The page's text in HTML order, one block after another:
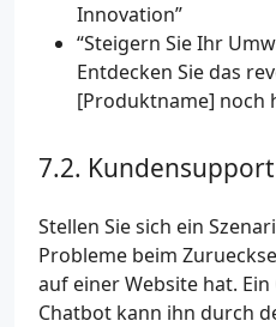
Innovation”
“Steigern Sie Ihr
Entdecken Sie das
[Produktname] noch
Kundensupport
Stellen Sie sich ein
Probleme beim
auf einer Website hat.
Chatbot kann ihn durch